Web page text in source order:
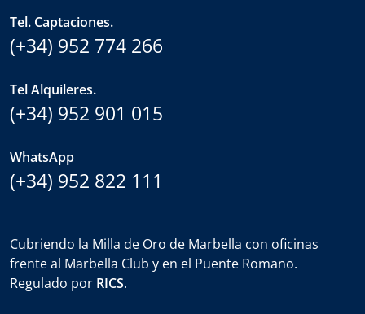
Tel. Captaciones.
(+34) 952 774 266
Tel Alquileres.
(+34) 952 901 015
WhatsApp
(+34) 952 822 111
Cubriendo la Milla de Oro de Marbella con oficinas
frente al Marbella Club y en el Puente Romano.
Regulado por RICS.